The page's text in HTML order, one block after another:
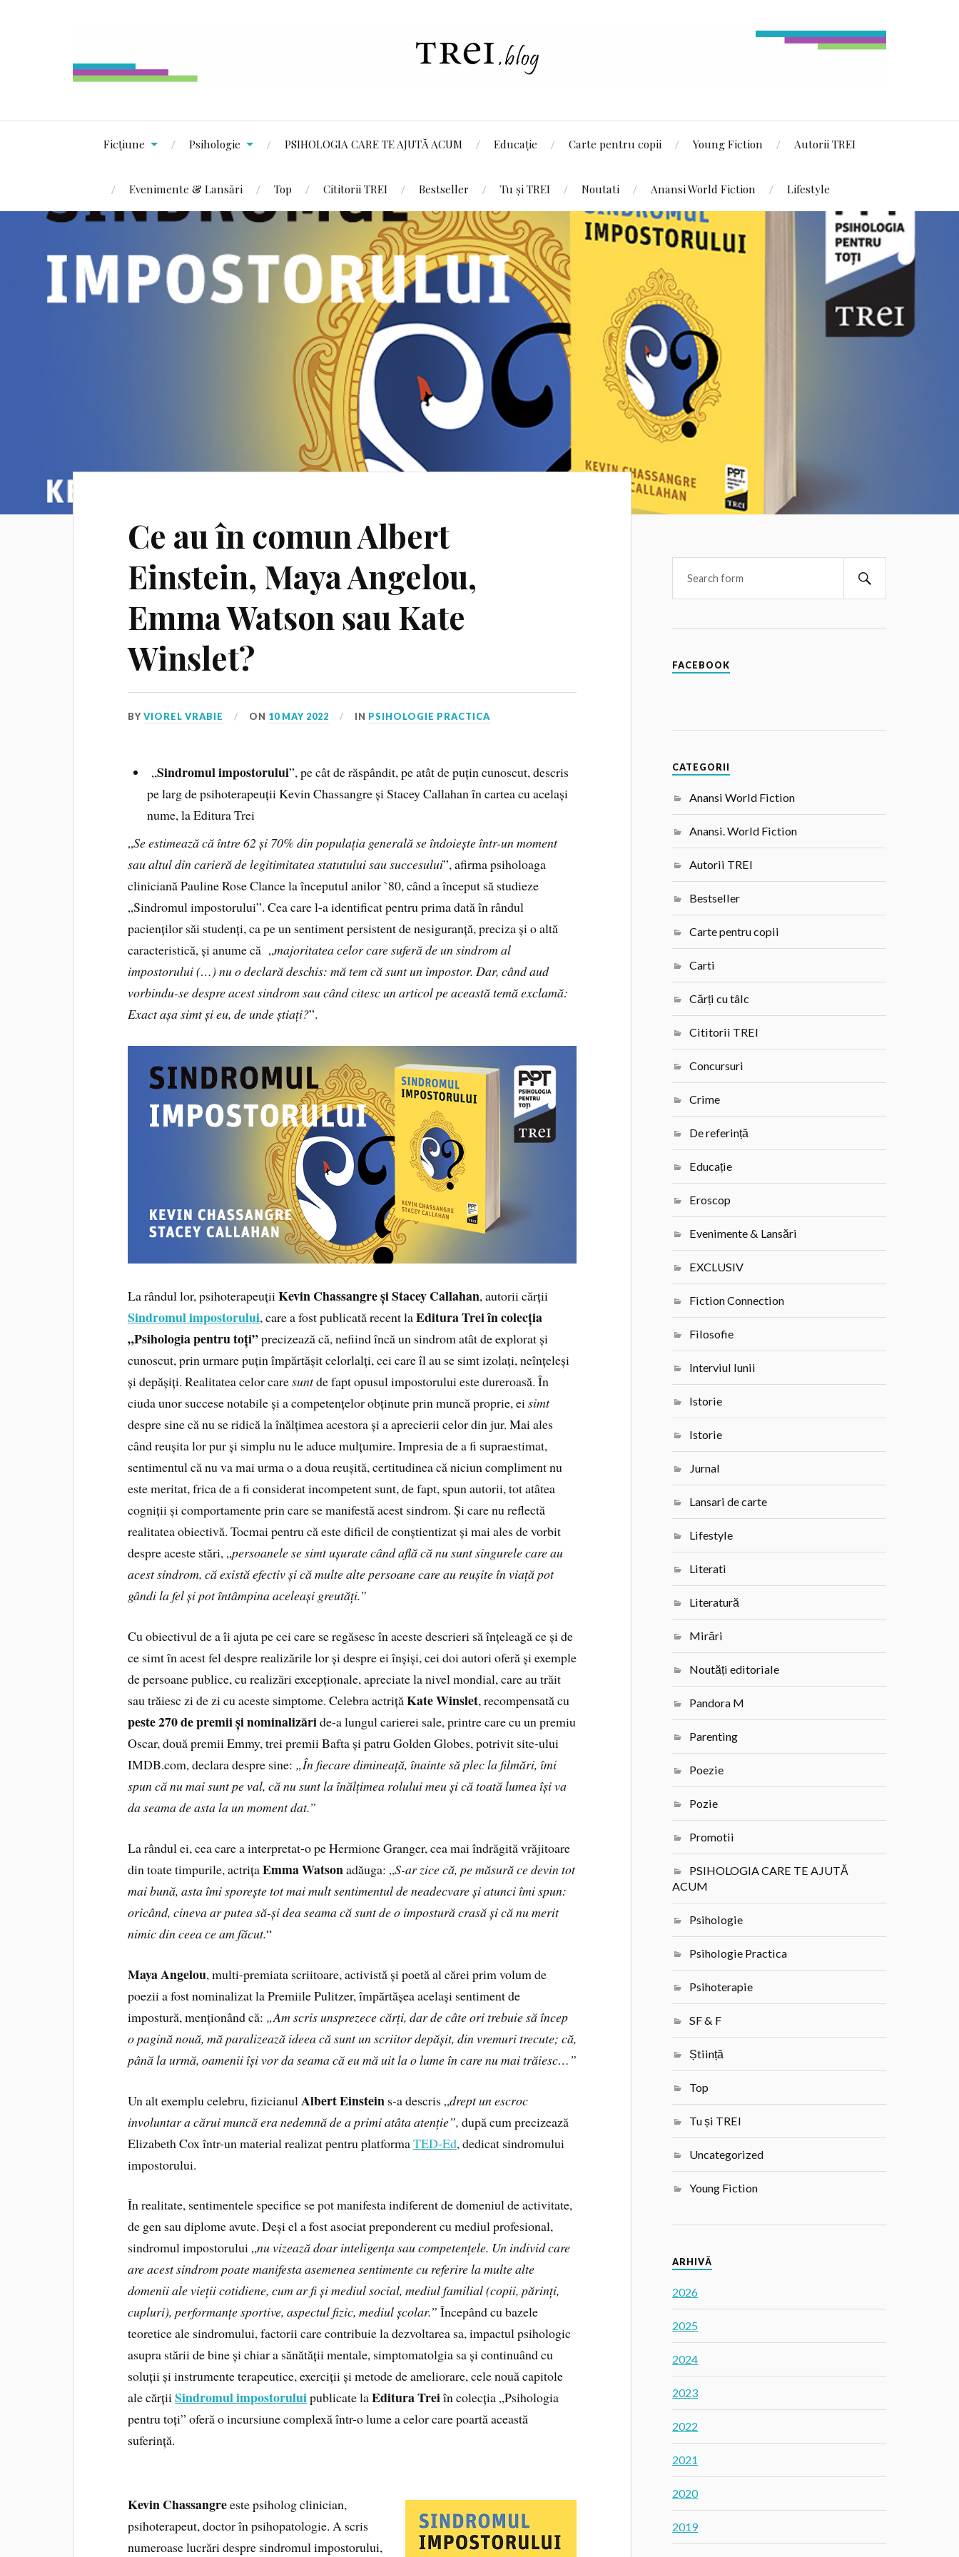
Ficțiune Psihologie PSIHOLOGIA CARE TE AJUTĂ ACUM Educație Carte pentru copii Young Fiction Autorii TREI
Evenimente & Lansări Top Cititorii TREI Bestseller Tu și TREI Noutati Anansi World Fiction Lifestyle
Ce au în comun Albert
Einstein, Maya Angelou,
Emma Watson sau Kate
Winslet?
BYVIOREL VRABIE ON 10 MAY 2022 IN PSIHOLOGIE PRACTICA
„Sindromul impostorului”, pe cât de răspândit, pe atât de puțin cunoscut, descris
pe larg de psihoterapeuții Kevin Chassangre și Stacey Callahan în cartea cu același
nume, la Editura Trei
„Se estimează că între 62 și 70% din populația generală se îndoiește într-un moment
sau altul din carieră de legitimitatea statutului sau succesului”, afirma psiholoaga
cliniciană Pauline Rose Clance la începutul anilor `80, când a început să studieze
„Sindromul impostorului”. Cea care l-a identificat pentru prima dată în rândul
pacienților săi studenți, ca pe un sentiment persistent de nesiguranță, preciza și o altă
caracteristică, și anume că „majoritatea celor care suferă de un sindrom al
impostorului (…) nu o declară deschis: mă tem că sunt un impostor. Dar, când aud
vorbindu-se despre acest sindrom sau când citesc un articol pe această temă exclamă:
Exact așa simt și eu, de unde știați?”.
La rândul lor, psihoterapeuțiiKevin Chassangre și Stacey Callahan, autorii cărții
Sindromul impostorului, care a fost publicată recent laEditura Trei în colecția
„Psihologia pentru toți”precizează că, nefiind încă un sindrom atât de explorat și
cunoscut, prin urmare puțin împărtășit celorlalți, cei care îl au se simt izolați, neînțeleși
și depășiți. Realitatea celor caresuntde fapt opusul impostorului este dureroasă. În
ciuda unor succese notabile și a competențelor obținute prin muncă proprie, eisimt
despre sine că nu se ridică la înălțimea acestora și a aprecierii celor din jur. Mai ales
când reușita lor pur și simplu nu le aduce mulțumire. Impresia de a fi supraestimat,
sentimentul că nu va mai urma o a doua reușită, certitudinea că niciun compliment nu
este meritat, frica de a fi considerat incompetent sunt, de fapt, spun autorii, tot atâtea
cogniții și comportamente prin care se manifestă acest sindrom. Și care nu reflectă
realitatea obiectivă. Tocmai pentru că este dificil de conștientizat și mai ales de vorbit
despre aceste stări, „persoanele se simt ușurate când află că nu sunt singurele care au
acest sindrom, că există efectiv și că multe alte persoane care au reușite în viață pot
gândi la fel și pot întâmpina aceleași greutăți.”
Cu obiectivul de a îi ajuta pe cei care se regăsesc în aceste descrieri să înțeleagă ce și de
ce simt în acest fel despre realizările lor și despre ei înșiși, cei doi autori oferă și exemple
de persoane publice, cu realizări excepționale, apreciate la nivel mondial, care au trăit
sau trăiesc zi de zi cu aceste simptome. Celebra actrițăKate Winslet, recompensată cu
peste 270 de premii și nominalizăride-a lungul carierei sale, printre care cu un premiu
Oscar, două premii Emmy, trei premii Bafta și patru Golden Globes, potrivit site-ului
IMDB.com, declara despre sine: „În fiecare dimineață, înainte să plec la filmări, îmi
spun că nu mai sunt pe val, că nu sunt la înălțimea rolului meu și că toată lumea își va
da seama de asta la un moment dat.”
La rândul ei, cea care a interpretat-o pe Hermione Granger, cea mai îndrăgită vrăjitoare
din toate timpurile, actrițaEmma Watsonadăuga: „S-ar zice că, pe măsură ce devin tot
mai bună, asta îmi sporește tot mai mult sentimentul de neadecvare și atunci îmi spun:
oricând, cineva ar putea să-și dea seama că sunt de o impostură crasă și că nu merit
nimic din ceea ce am făcut.“
Maya Angelou, multi-premiata scriitoare, activistă și poetă al cărei prim volum de
poezii a fost nominalizat la Premiile Pulitzer, împărtășea același sentiment de
impostură, menționând că: „Am scris unsprezece cărți, dar de câte ori trebuie să încep
o pagină nouă, mă paralizează ideea că sunt un scriitor depășit, din vremuri trecute; că,
până la urmă, oamenii își vor da seama că eu mă uit la o lume în care nu mai trăiesc…”
Un alt exemplu celebru, fizicianul Albert Einstein s-a descris „drept un escroc
involuntar a cărui muncă era nedemnă de a primi atâta atenție”,după cum precizează
Elizabeth Cox într-un material realizat pentru platformaTED-Ed, dedicat sindromului
impostorului.
În realitate, sentimentele specifice se pot manifesta indiferent de domeniul de activitate,
de gen sau diplome avute. Deși el a fost asociat preponderent cu mediul profesional,
sindromul impostorului „nu vizează doar inteligența sau competențele. Un individ care
are acest sindrom poate manifesta asemenea sentimente cu referire la multe alte
domenii ale vieții cotidiene, cum ar fi și mediul social, mediul familial (copii, părinți,
cupluri), performanțe sportive, aspectul fizic, mediul școlar.” Începând cu bazele
teoretice ale sindromului, factorii care contribuie la dezvoltarea sa, impactul psihologic
asupra stării de bine și chiar a sănătății mentale, simptomatolgia sa și continuând cu
soluții și instrumente terapeutice, exerciții și metode de ameliorare, cele nouă capitole
ale cărțiiSindromul impostoruluipublicate laEditura Treiîn colecția „Psihologia
pentru toți” oferă o incursiune complexă într-o lume a celor care poartă această
suferință.
Kevin Chassangreeste psiholog clinician,
psihoterapeut, doctor în psihopatologie. A scris
numeroase lucrări despre sindromul impostorului,
FACEBOOK
CATEGORII
Anansi World Fiction
Anansi. World Fiction
Autorii TREI
Bestseller
Carte pentru copii
Carti
Cărți cu tâlc
Cititorii TREI
Concursuri
Crime
De referință
Educație
Eroscop
Evenimente & Lansări
EXCLUSIV
Fiction Connection
Filosofie
Interviul lunii
Istorie
Istorie
Jurnal
Lansari de carte
Lifestyle
Literati
Literatură
Mirări
Noutăți editoriale
Pandora M
Parenting
Poezie
Pozie
Promotii
PSIHOLOGIA CARE TE AJUTĂ
ACUM
Psihologie
Psihologie Practica
Psihoterapie
SF & F
Știință
Top
Tu și TREI
Uncategorized
Young Fiction
ARHIVĂ
2026
2025
2024
2023
2022
2021
2020
2019